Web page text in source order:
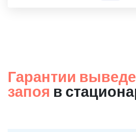
Гарантии
запоя в